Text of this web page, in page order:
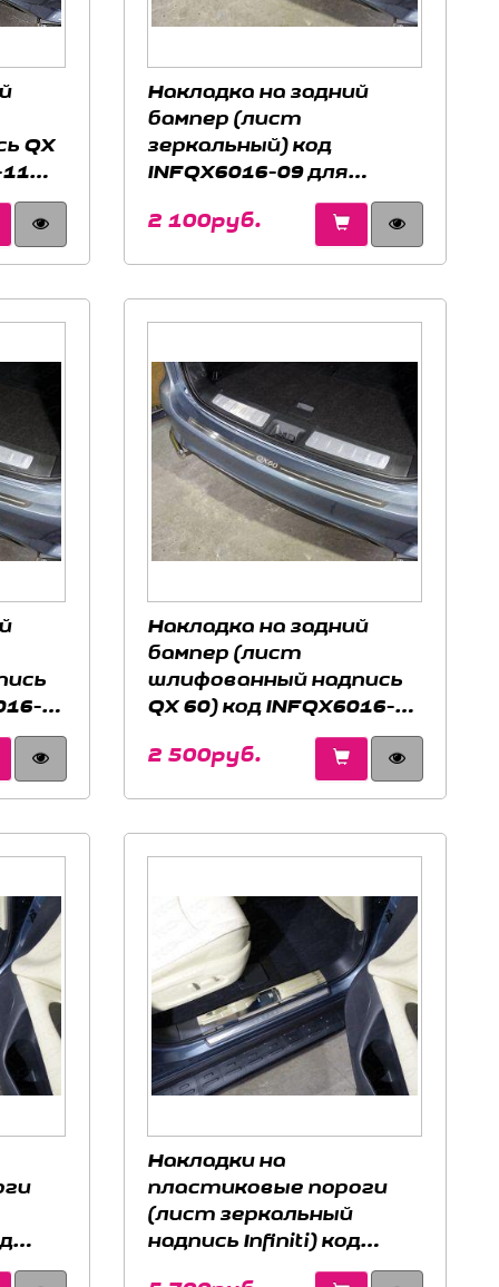
QX
Накладка на задний
бампер (лист
зеркальный) код
INFQX6016-09 для
INFINITI QX60 2016-
2 100руб.
Накладка на задний
бампер (лист
шлифованный надпись
QX 60) код INFQX6016-12
для INFINITI QX60 2016-
2 500руб.
Накладки на
пластиковые пороги
(лист зеркальный
надпись Infiniti) код
INFQX6016-05 для